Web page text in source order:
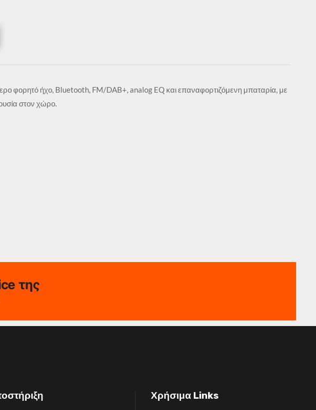
φορητό ήχο, Bluetooth, FM/DAB+, analog EQ και επαναφορτιζόμενη μπαταρία, με
στον χώρο.
της
Χρήσιμα Links